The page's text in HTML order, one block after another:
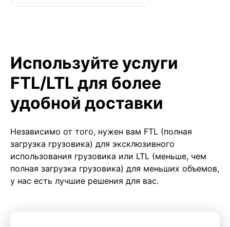
Используйте услуги
FTL/LTL для более
удобной доставки
Независимо от того, нужен вам FTL (полная
загрузка грузовика) для эксклюзивного
использования грузовика или LTL (меньше, чем
полная загрузка грузовика) для меньших объемов,
у нас есть лучшие решения для вас.